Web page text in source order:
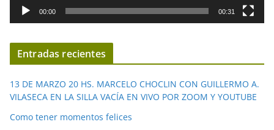
í
d
o
00:00 00:31
Entradas recientes
13 DE MARZO 20 HS. MARCELO CHOCLIN CON GUILLERMO A.
VILASECA EN LA SILLA VACÍA EN VIVO POR ZOOM Y YOUTUBE
Como tener momentos felices